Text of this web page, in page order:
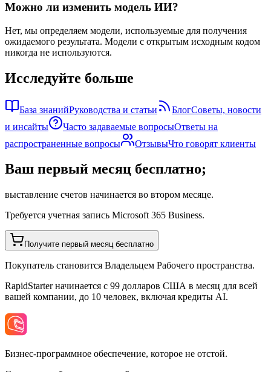
Можно ли изменить модель ИИ?
Нет, мы определяем модели, используемые для получения
ожидаемого результата. Модели с открытым исходным кодом
никогда не используются.
Исследуйте больше
База знанийРуководства и статьи БлогСоветы, новости
и инсайты
Часто задаваемые вопросыОтветы на
распространенные вопросы
ОтзывыЧто говорят клиенты
Ваш первый месяц бесплатно;
выставление счетов начинается во втором месяце.
Требуется учетная запись Microsoft 365 Business.
Получите первый месяц бесплатно
Покупатель становится Владельцем Рабочего пространства.
RapidStarter начинается с 99 долларов США в месяц для всей
вашей компании, до 10 человек, включая кредиты AI.
Бизнес-программное обеспечение, которое не отстой.